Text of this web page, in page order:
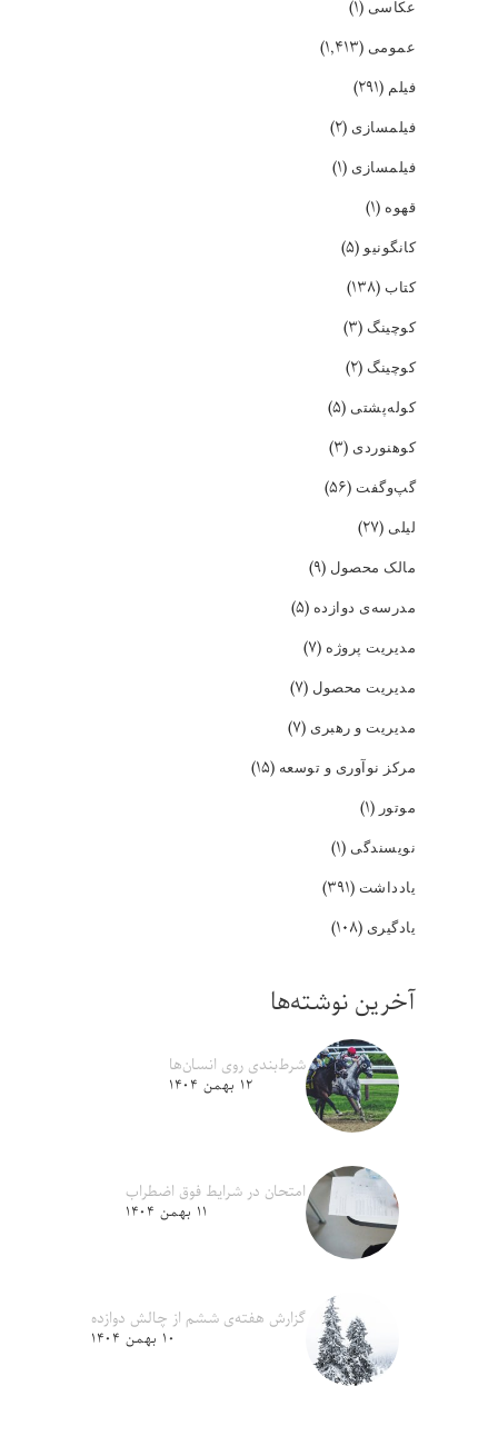
عکاسی (۱)
عمومی (۱,۴۱۳)
فیلم (۲۹۱)
فیلمسازی (۲)
فیلمسازی (۱)
قهوه (۱)
کانگونیو (۵)
کتاب (۱۳۸)
کوچینگ (۳)
کوچینگ (۲)
کوله‌پشتی (۵)
کوهنوردی (۳)
گپ‌و‌گفت (۵۶)
لیلی (۲۷)
مالک محصول (۹)
مدرسه‌ی دوازده (۵)
مدیریت پروژه (۷)
مدیریت محصول (۷)
مدیریت و رهبری (۷)
مرکز نوآوری و توسعه (۱۵)
موتور (۱)
نویسندگی (۱)
یادداشت (۳۹۱)
یادگیری (۱۰۸)
آخرین نوشته‌ها
شرط‌بندی روی انسان‌ها
۱۲ بهمن ۱۴۰۴
امتحان در شرایط فوق اضطراب
۱۱ بهمن ۱۴۰۴
گزارش هفته‌ی ششم از چالش دوازده
۱۰ بهمن ۱۴۰۴